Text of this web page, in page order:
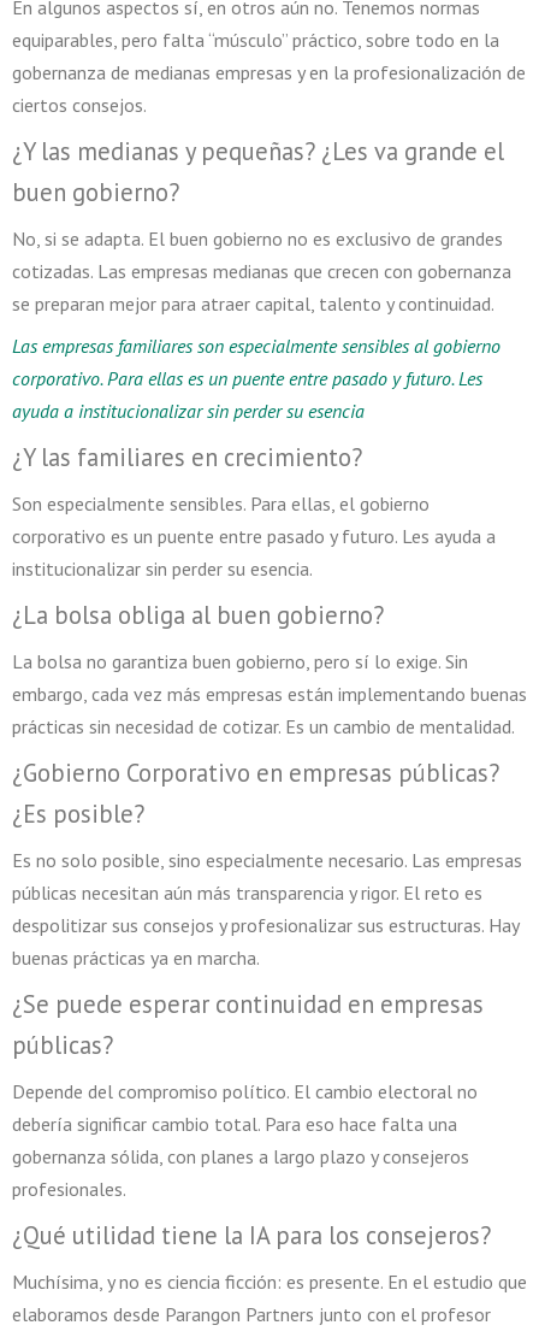
En algunos aspectos sí, en otros aún no. Tenemos normas
equiparables, pero falta “músculo” práctico, sobre todo en la
gobernanza de medianas empresas y en la profesionalización de
ciertos consejos.
¿Y las medianas y pequeñas? ¿Les va grande el
buen gobierno?
No, si se adapta. El buen gobierno no es exclusivo de grandes
cotizadas. Las empresas medianas que crecen con gobernanza
se preparan mejor para atraer capital, talento y continuidad.
Las empresas familiares son especialmente sensibles al gobierno
corporativo. Para ellas es un puente entre pasado y futuro. Les
ayuda a institucionalizar sin perder su esencia
¿Y las familiares en crecimiento?
Son especialmente sensibles. Para ellas, el gobierno
corporativo es un puente entre pasado y futuro. Les ayuda a
institucionalizar sin perder su esencia.
¿La bolsa obliga al buen gobierno?
La bolsa no garantiza buen gobierno, pero sí lo exige. Sin
embargo, cada vez más empresas están implementando buenas
prácticas sin necesidad de cotizar. Es un cambio de mentalidad.
¿Gobierno Corporativo en empresas públicas?
¿Es posible?
Es no solo posible, sino especialmente necesario. Las empresas
públicas necesitan aún más transparencia y rigor. El reto es
despolitizar sus consejos y profesionalizar sus estructuras. Hay
buenas prácticas ya en marcha.
¿Se puede esperar continuidad en empresas
públicas?
Depende del compromiso político. El cambio electoral no
debería significar cambio total. Para eso hace falta una
gobernanza sólida, con planes a largo plazo y consejeros
profesionales.
¿Qué utilidad tiene la IA para los consejeros?
Muchísima, y no es ciencia ficción: es presente. En el estudio que
elaboramos desde Parangon Partners junto con el profesor